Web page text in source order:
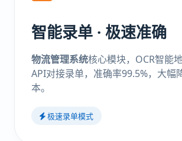
智能录单 · 极速准确
物流管理系统核心模块，OCR智能地
API对接录单，准确率99.5%，大幅
本。
极速录单模式